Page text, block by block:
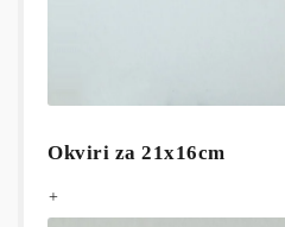
Okviri za 21x16cm
+